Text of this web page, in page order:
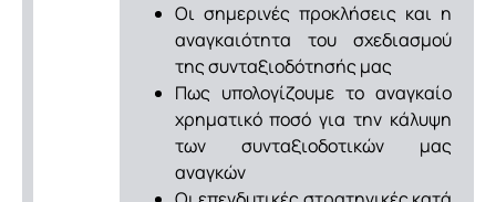
Οι σημερινές προκλήσεις και η
αναγκαιότητα του σχεδιασμού
της συνταξιοδότησής μας
Πως υπολογίζουμε το αναγκαίο
χρηματικό ποσό για την κάλυψη
των συνταξιοδοτικών μας
αναγκών